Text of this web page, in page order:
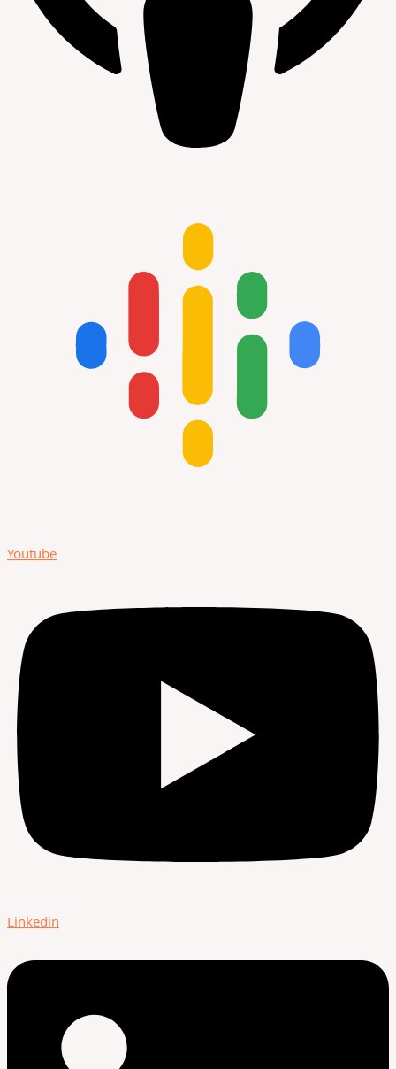
Youtube
Linkedin